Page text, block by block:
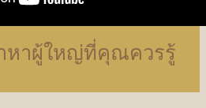
าหาผู้ใหญ่ที่คุณควรรู้